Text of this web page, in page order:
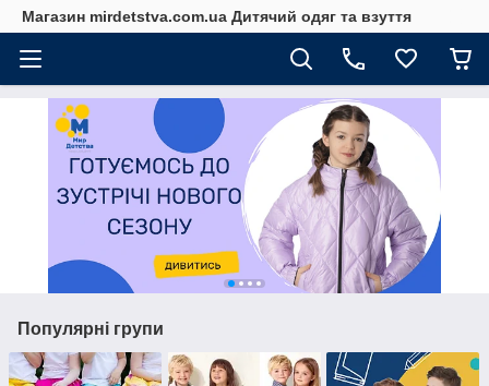
Магазин mirdetstva.com.ua Дитячий одяг та взуття
Популярні групи